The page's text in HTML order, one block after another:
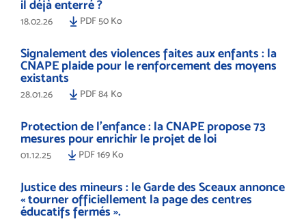
il déjà enterré ?
18.02.26 PDF 50 Ko
Signalement des violences faites aux enfants : la
CNAPE plaide pour le renforcement des moyens
existants
28.01.26 PDF 84 Ko
Protection de l’enfance : la CNAPE propose 73
mesures pour enrichir le projet de loi
01.12.25 PDF 169 Ko
Justice des mineurs : le Garde des Sceaux annonce
« tourner officiellement la page des centres
éducatifs fermés ».